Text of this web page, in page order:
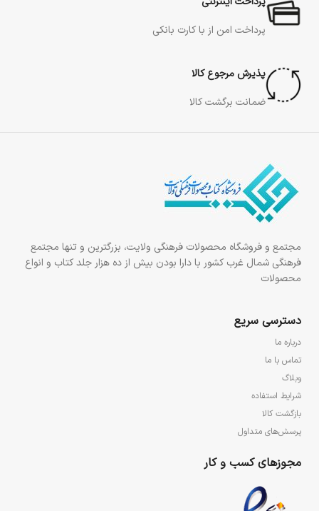
پرداخت امن از با کارت بانکی
پذیرش مرجوع کالا
ضمانت برگشت کالا
مجتمع و فروشگاه محصولات فرهنگی ولایت، بزرگترین و تنها مجتمع
فرهنگی شمال غرب کشور با دارا بودن بیش از ده هزار جلد کتاب و انواع
محصولات
دسترسی سریع
درباره ما
تماس با ما
وبلاگ
شرایط استفاده
بازگشت کالا
پرسش‌های متداول
مجوزهای کسب و کار